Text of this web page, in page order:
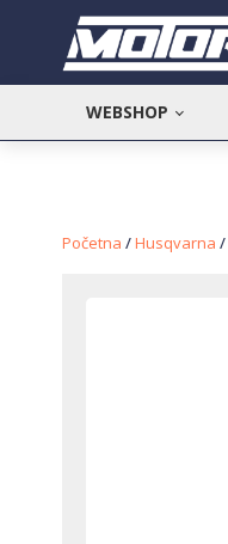
WEBSHOP
Početna /Husqvarna /